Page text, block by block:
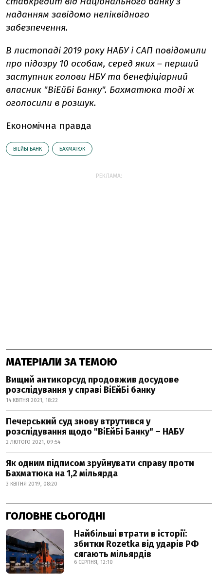
наданням завідомо неліквідного
забезпечення.
В листопаді 2019 року НАБУ і САП повідомили
про підозру 10 особам, серед яких – перший
заступник голови НБУ та бенефіціарний
власник "ВіЕйБі Банку". Бахматюка тоді ж
оголосили в розшук.
Економічна правда
ВІЕЙБІ БАНК БАХМАТЮК
РЕКЛАМА:
МАТЕРІАЛИ ЗА ТЕМОЮ
Вищий антикорсуд продовжив досудове
розслідування у справі ВіЕйБі банку
14 КВІТНЯ 2021, 18:22
Печерський суд знову втрутився у
розслідування щодо "ВіЕйБі Банку" – НАБУ
2 ЛЮТОГО 2021, 09:54
Як одним підписом зруйнувати справу проти
Бахматюка на 1,2 мільярда
3 КВІТНЯ 2019, 08:20
ГОЛОВНЕ СЬОГОДНІ
Найбільші втрати в історії:
збитки Rozetka від ударів РФ
сягають мільярдів
6 СЕРПНЯ, 12:10